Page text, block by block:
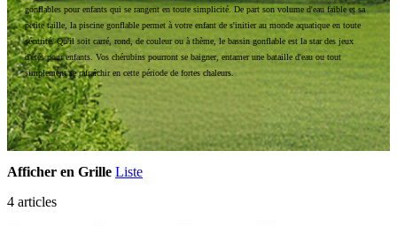
gonflables pour enfants qui se rangent en toute simplicité. De part son volume d'eau faible et sa
petite taille, la piscine gonflable permet à votre enfant de s'initier au monde aquatique en toute
sécurité. Qu'il soit carré, rond, de couleur ou à thème, le bassin gonflable est la star des jeux
d'étés pour enfants. Vos chérubins pourront se baigner, entamer une bataille d'eau ou tout
simplement se rafraîchir en cette période de fortes chaleurs.
Afficher en Grille Liste
4 articles